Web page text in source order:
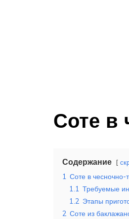
Соте в
Содержание
1 Соте в чесночно-
1.1 Требуемые
1.2 Этапы
2 Соте из